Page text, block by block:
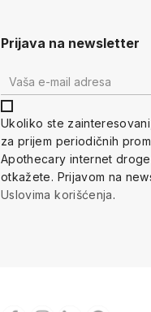
Prijava na newsletter
Ukoliko ste
za prijem periodičnih
Apothecary internet
otkažete. Prijavom na
Uslovima korišćenja.